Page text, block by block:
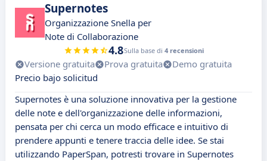
Supernotes
Organizzazione Snella per
Note di Collaborazione
4.8Sulla base di 4 recensioni
Versione gratuita Prova gratuita
Demo gratuita
Precio bajo solicitud
Supernotes è una soluzione innovativa per la gestione
delle note e dell'organizzazione delle informazioni,
pensata per chi cerca un modo efficace e intuitivo di
prendere appunti e tenere traccia delle idee. Se stai
utilizzando PaperSpan, potresti trovare in Supernotes